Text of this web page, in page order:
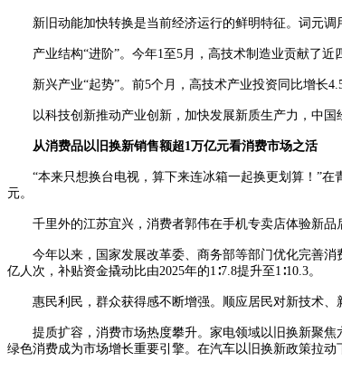
新旧动能加快转换是当前经济运行的鲜明特征。词元调
产业结构“进阶”。今年1至5月，高技术制造业贡献了近
新兴产业“起势”。前5个月，高技术产业投资同比增长
以科技创新推动产业创新，加快发展新质生产力，中国
从消费品以旧换新销售额超1万亿元看消费市场之活
“本来只想换台电视，算下来连冰箱一起换更划算！”在
元。
千里外的江苏宜兴，消费者郭伟在手机专卖店体验新品后
今年以来，国家发展改革委、商务部等部门优化完善消
亿人次，补贴资金撬动比由2025年的1∶7.8提升至1∶10.3。
惠民利民，群众获得感不断增强。顺应居民对新技术、
提质扩容，消费市场热度攀升。家电领域以旧换新聚焦
绿色消费成为市场增长重要引擎。在汽车以旧换新政策拉动